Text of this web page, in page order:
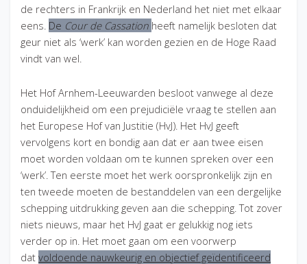
de rechters in Frankrijk en Nederland het niet met elkaar
eens. De Cour de Cassation heeft namelijk besloten dat
geur niet als ‘werk’ kan worden gezien en de Hoge Raad
vindt van wel.
Het Hof Arnhem-Leeuwarden besloot vanwege al deze
onduidelijkheid om een prejudiciële vraag te stellen aan
het Europese Hof van Justitie (HvJ). Het HvJ geeft
vervolgens kort en bondig aan dat er aan twee eisen
moet worden voldaan om te kunnen spreken over een
‘werk’. Ten eerste moet het werk oorspronkelijk zijn en
ten tweede moeten de bestanddelen van een dergelijke
schepping uitdrukking geven aan die schepping. Tot zover
niets nieuws, maar het HvJ gaat er gelukkig nog iets
verder op in. Het moet gaan om een voorwerp
dat voldoende nauwkeurig en objectief geïdentificeerd